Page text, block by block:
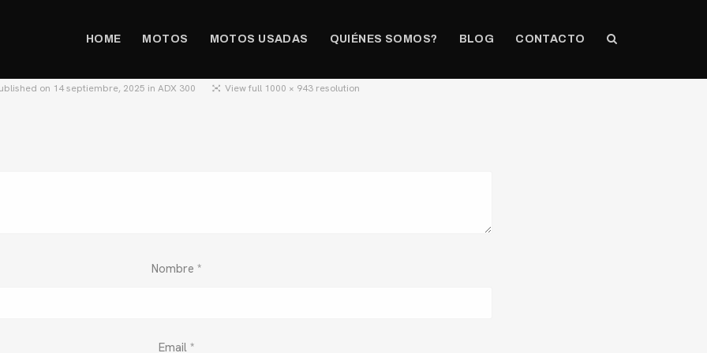
HOME MOTOS MOTOS USADAS QUIÉNES SOMOS? BLOG CONTACTO
on 14 septiembre, 2025 in ADX 300 View full 1000 × 943 resolution
Nombre *
Email *